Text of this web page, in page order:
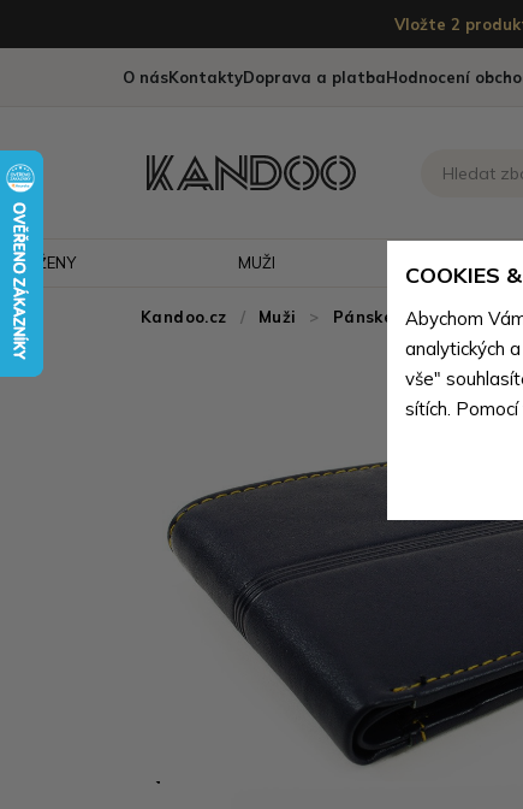
Vložte 2
O násKontaktyDoprava a platbaHodnocení
ŽENY MUŽI
Kandoo.cz Muži > Pánské peněženky >
COOKIES
Abychom
analytických
vše"
sítích.